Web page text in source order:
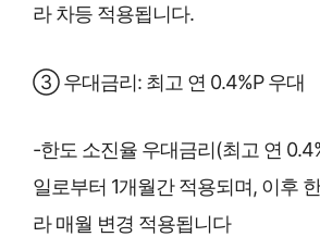
라 차등 적용됩니다.
③ 우대금리: 최고 연 0.4%P 우대
-한도 소진율 우대금리(최고 연
일로부터 1개월간 적용되며, 이후
라 매월 변경 적용됩니다